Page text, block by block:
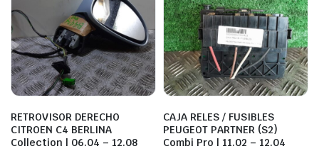
RETROVISOR DERECHO
CITROEN C4 BERLINA
Collection | 06.04 – 12.08
CAJA RELES / FUSIBLES
PEUGEOT PARTNER (S2)
Combi Pro | 11.02 – 12.04